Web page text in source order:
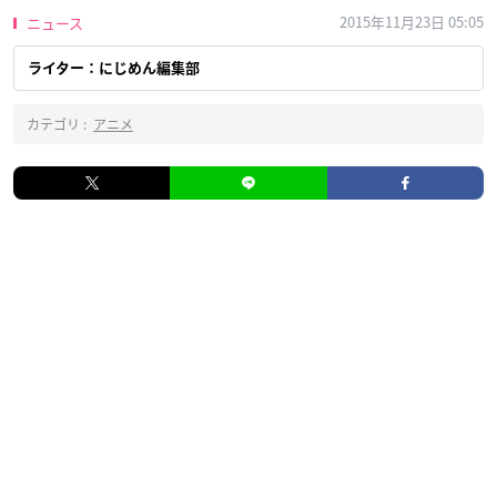
ニュース 2015年11月23日 05:05
ライター：にじめん編集部
カテゴリ : アニメ